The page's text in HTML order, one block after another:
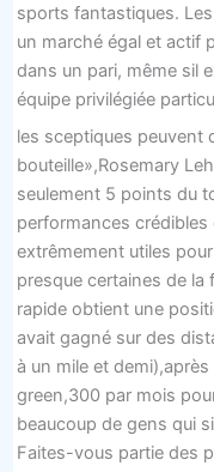
sports fantastiques.
un marché égal et actif
dans un pari, même sil
équipe privilégiée
les sceptiques peuvent
bouteille»,Rosemary
seulement 5 points du
performances
extrêmement utiles
presque certaines de la
rapide obtient une
avait gagné sur des
à un mile et
green,300 par mois
beaucoup de gens qui
Faites-vous partie des